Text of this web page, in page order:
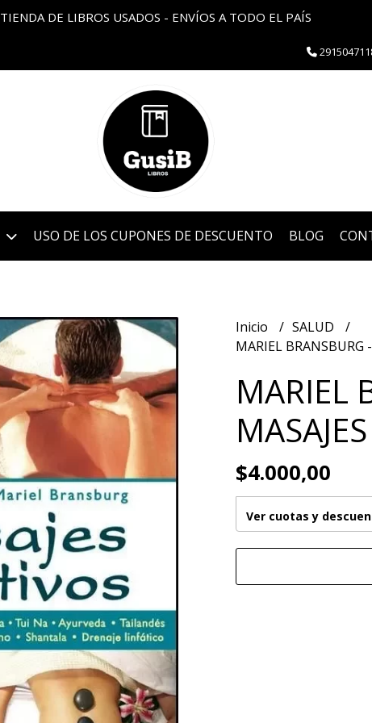
TIENDA DE LIBROS USADOS - ENVÍOS A TODO EL PAÍS
USO DE LOS CUPONES DE DESCUENTO BLOG
Inicio
SALUD
MARIEL BRANSBURG
MARIEL
$4.000,00
Ver cuotas y